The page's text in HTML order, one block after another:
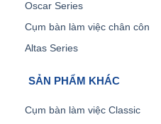
Oscar Series
Cụm bàn làm việc chân côn
Altas Series
SẢN PHẨM KHÁC
Cụm bàn làm việc Classic